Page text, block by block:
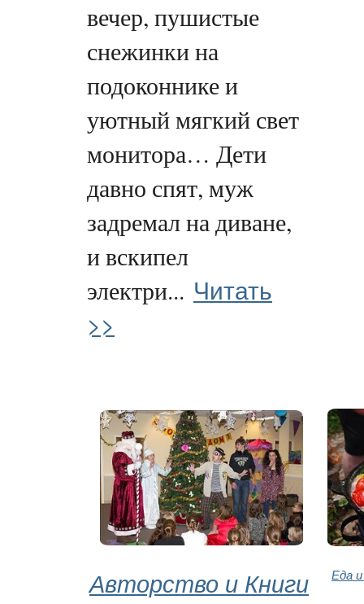
вечер, пушистые
снежинки на
подоконнике и
уютный мягкий свет
монитора… Дети
давно спят, муж
задремал на диване,
и вскипел
электри... Читать
>>
Авторство и Книги Еда